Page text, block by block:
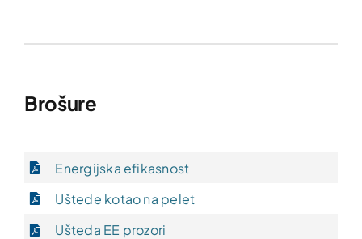
Brošure
Energijska efikasnost
Uštede kotao na pelet
Ušteda EE prozori